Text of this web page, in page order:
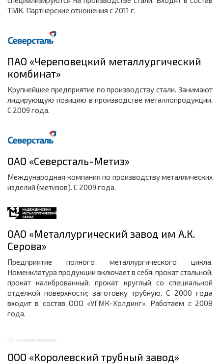
ТМК. Партнерские отношения с 2011 г.
ПАО «Череповецкий металлургический
комбинат»
Крупнейшее предприятие по производству стали. Занимают
лидирующую позицию в производстве металлопродукции.
С 2009 года.
ОАО «Северсталь-Метиз»
Международная компания по производству металлических
изделий (метизов). С 2009 года.
ОАО «Металлургический завод им А.К.
Серова»
Предприятие полного металлургического цикла.
Номенклатура продукции включает в себя: прокат стальной;
прокат калиброванный; прокат круглый со специальной
отделкой поверхности; заготовку трубную. С 2000 года
входит в состав ООО «УГМК-Холдинг». Работаем с 2008
года.
ООО «Королевский трубный завод»